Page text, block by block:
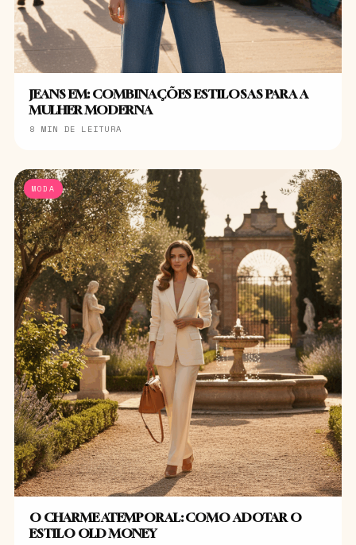
JEANS EM: COMBINAÇÕES ESTILOSAS PARA A
MULHER MODERNA
8 MIN DE LEITURA
MODA
O CHARME ATEMPORAL: COMO ADOTAR O
ESTILO OLD MONEY